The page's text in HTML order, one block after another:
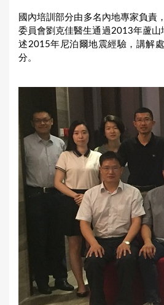
國內培訓部分由多名內地專家負責
委員會劉克佳醫生通過2013年蘆山
述2015年尼泊爾地震經驗，講解
分。